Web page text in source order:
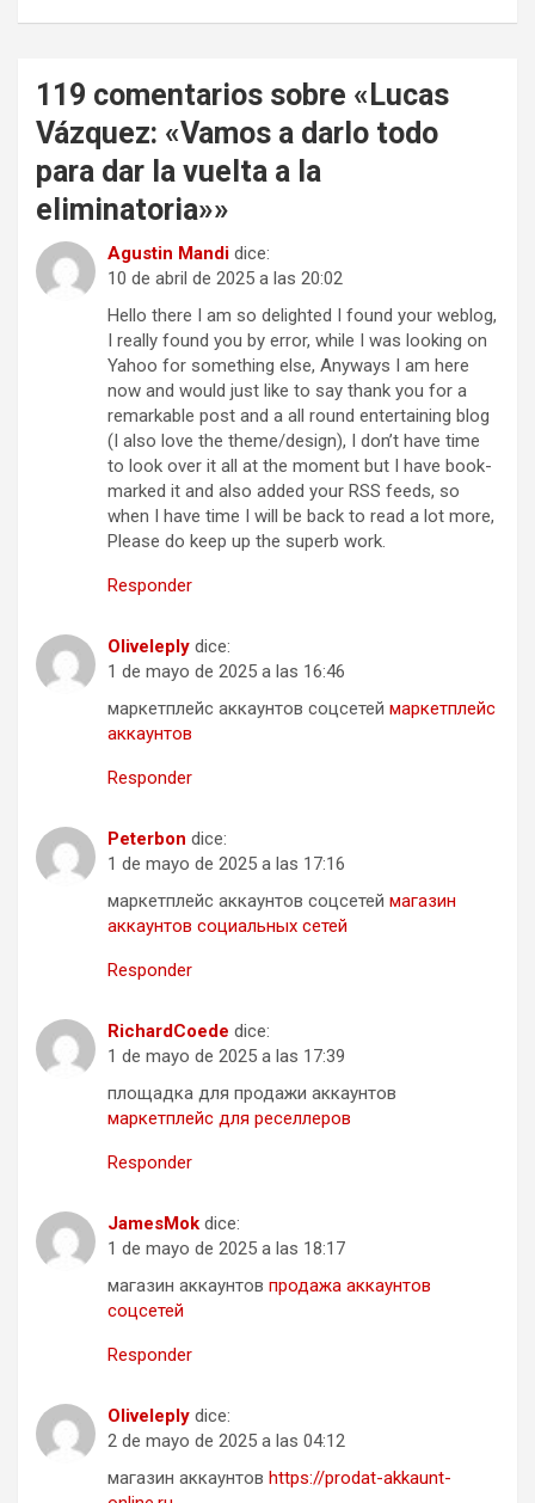
119 comentarios sobre « Lucas
Vázquez: «Vamos a darlo todo
para dar la vuelta a la
eliminatoria»»
Agustin Mandi dice:
10 de abril de 2025 a las 20:02
Hello there I am so delighted I found your weblog,
I really found you by error, while I was looking on
Yahoo for something else, Anyways I am here
now and would just like to say thank you for a
remarkable post and a all round entertaining blog
(I also love the theme/design), I don’t have time
to look over it all at the moment but I have book-
marked it and also added your RSS feeds, so
when I have time I will be back to read a lot more,
Please do keep up the superb work.
Responder
Oliveleply dice:
1 de mayo de 2025 a las 16:46
маркетплейс аккаунтов соцсетей маркетплейс
аккаунтов
Responder
Peterbon dice:
1 de mayo de 2025 a las 17:16
маркетплейс аккаунтов соцсетей магазин
аккаунтов социальных сетей
Responder
RichardCoede dice:
1 de mayo de 2025 a las 17:39
площадка для продажи аккаунтов
маркетплейс для реселлеров
Responder
JamesMok dice:
1 de mayo de 2025 a las 18:17
магазин аккаунтов продажа аккаунтов
соцсетей
Responder
Oliveleply dice:
2 de mayo de 2025 a las 04:12
магазин аккаунтов https://prodat-akkaunt-